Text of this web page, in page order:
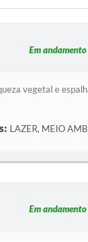
Em andamento
vegetal e
LAZER, MEIO
Em andamento